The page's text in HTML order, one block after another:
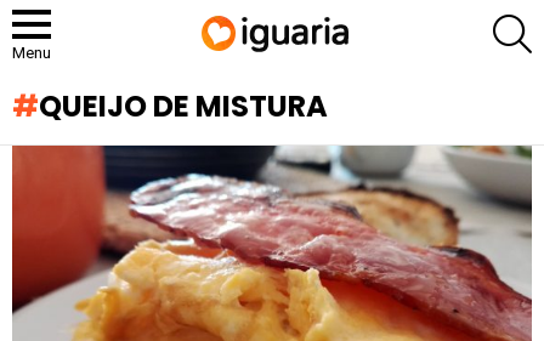
Menu
QUEIJO DE MISTURA
RECOMENDADOS